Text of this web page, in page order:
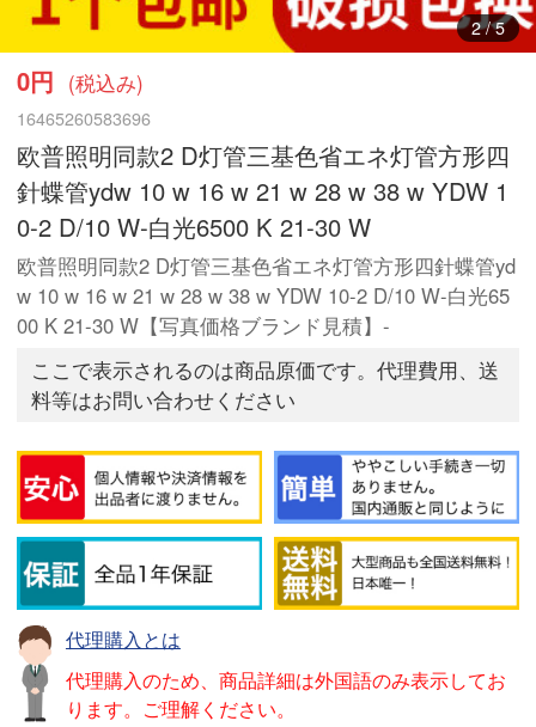
2/5
0円 (税込み)
16465260583696
欧普照明同款2 D灯管三基色省エネ灯管方形四
針蝶管ydw 10 w 16 w 21 w 28 w 38 w YDW 1
0-2 D/10 W-白光6500 K 21-30 W
欧普照明同款2 D灯管三基色省エネ灯管方形四針蝶管yd
w 10 w 16 w 21 w 28 w 38 w YDW 10-2 D/10 W-白光65
00 K 21-30 W【写真価格ブランド見積】-
ここで表示されるのは商品原価です。代理費用、送
料等はお問い合わせください
代理購入とは
代理購入のため、商品詳細は外国語のみ表示してお
ります。ご理解ください。